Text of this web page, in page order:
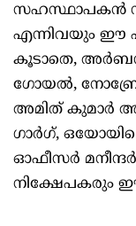
സഹസ്ഥാപകൻ
എന്നിവയും ഈ
കൂടാതെ,
ഗോയൽ,
അമിത് കുമാർ
ഗാർഗ്,
ഓഫീസർ
നിക്ഷേപകരും